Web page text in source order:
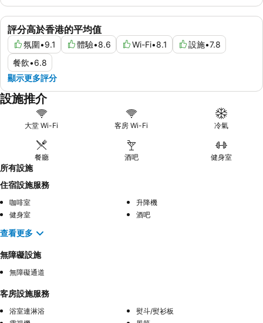
評分高於香港的平均值
氛圍•9.1 體驗•8.6 Wi-Fi•8.1 設施•7.8
餐飲•6.8
顯示更多評分
設施推介
大堂 Wi-Fi 客房 Wi-Fi 冷氣
餐廳 酒吧 健身室
所有設施
住宿設施服務
咖啡室
升降機
健身室
酒吧
查看更多
無障礙設施
無障礙通道
客房設施服務
浴室連淋浴
熨斗/熨衫板